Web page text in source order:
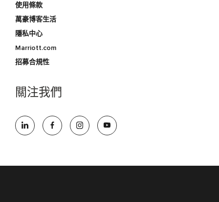
使用條款
萬豪博客生活
隱私中心
Marriott.com
招募合規性
關注我們